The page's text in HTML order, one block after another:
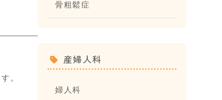
。
骨粗鬆症
産婦人科
婦人科